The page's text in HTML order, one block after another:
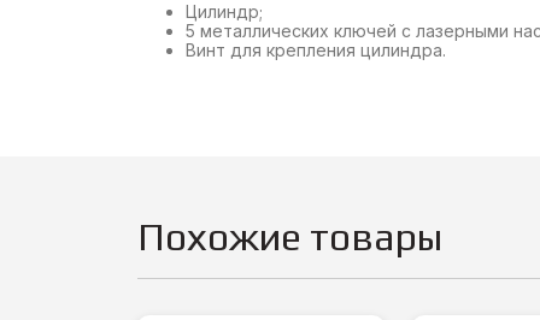
Цилиндр;
5 металлических ключей с лазерными
Винт для крепления цилиндра.
Похожие товары